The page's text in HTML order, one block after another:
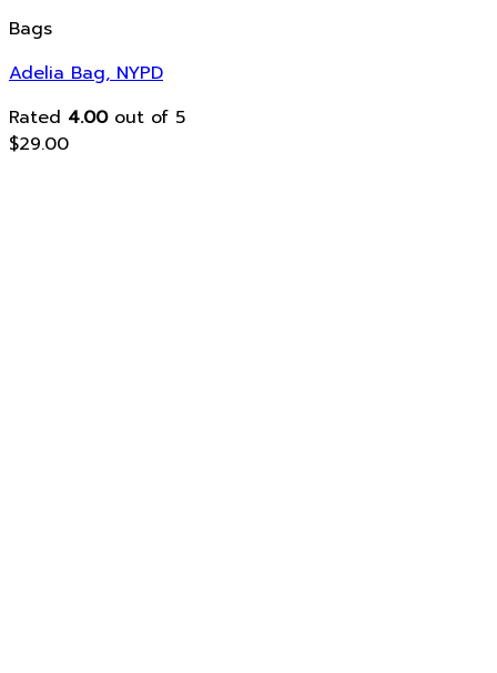
Bags
Adelia Bag, NYPD
Rated 4.00out of 5
$29.00